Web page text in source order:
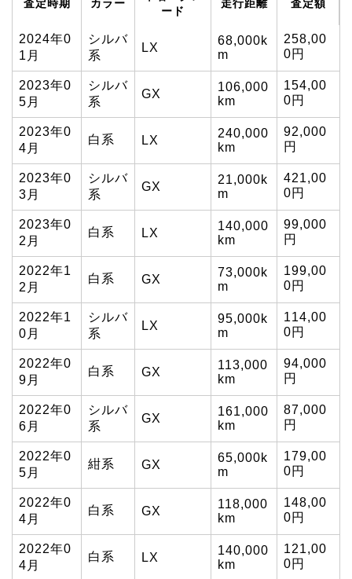
査定時期 カラー
ード
走行距離 査定額
2024年0
1月
シルバ
系
LX
68,000k
m
258,00
0円
2023年0
5月
シルバ
系
GX
106,000
km
154,00
0円
2023年0
4月
白系 LX
240,000
km
92,000
円
2023年0
3月
シルバ
系
GX
21,000k
m
421,00
0円
2023年0
2月
白系 LX
140,000
km
99,000
円
2022年1
2月
白系 GX
73,000k
m
199,00
0円
2022年1
0月
シルバ
系
LX
95,000k
m
114,00
0円
2022年0
9月
白系 GX
113,000
km
94,000
円
2022年0
6月
シルバ
系
GX
161,000
km
87,000
円
2022年0
5月
紺系 GX
65,000k
m
179,00
0円
2022年0
4月
白系 GX
118,000
km
148,00
0円
2022年0
4月
白系 LX
140,000
km
121,00
0円